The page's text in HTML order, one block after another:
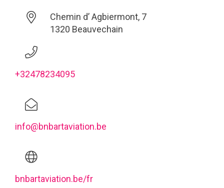
Chemin d’ Agbiermont, 7
1320 Beauvechain
+32478234095
info@bnbartaviation.be
bnbartaviation.be/fr